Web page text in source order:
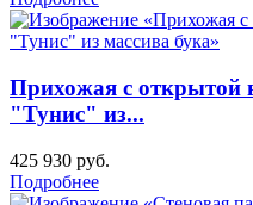
Прихожая с открытой
"Тунис" из...
425 930 руб.
Подробнее